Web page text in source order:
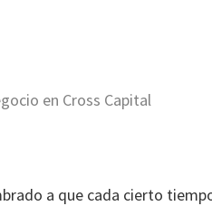
en Cross Capital
a que cada cierto